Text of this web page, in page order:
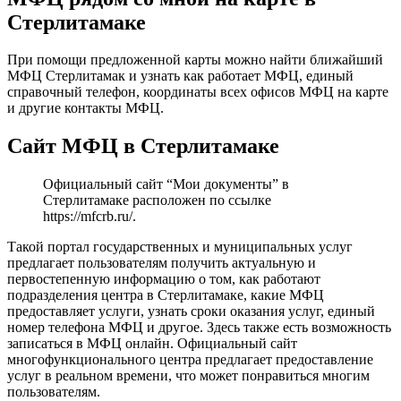
Стерлитамаке
При помощи предложенной карты можно найти ближайший
МФЦ Стерлитамак и узнать как работает МФЦ, единый
справочный телефон, координаты всех офисов МФЦ на карте
и другие контакты МФЦ.
Сайт МФЦ в Стерлитамаке
Официальный сайт “Мои документы” в
Стерлитамаке расположен по ссылке
https://mfcrb.ru/.
Такой портал государственных и муниципальных услуг
предлагает пользователям получить актуальную и
первостепенную информацию о том, как работают
подразделения центра в Стерлитамаке, какие МФЦ
предоставляет услуги, узнать сроки оказания услуг, единый
номер телефона МФЦ и другое. Здесь также есть возможность
записаться в МФЦ онлайн. Официальный сайт
многофункционального центра предлагает предоставление
услуг в реальном времени, что может понравиться многим
пользователям.